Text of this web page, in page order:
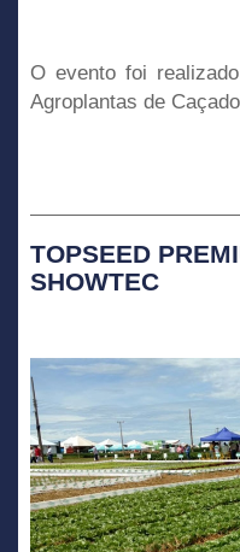
O evento foi
Agroplantas de
TOPSEED
SHOWTEC